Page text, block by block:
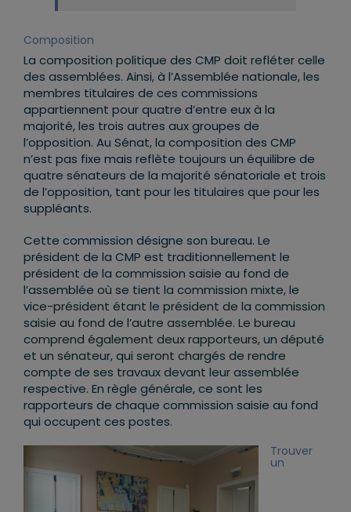
Composition
La composition politique des CMP doit refléter celle
des assemblées. Ainsi, à l’Assemblée nationale, les
membres titulaires de ces commissions
appartiennent pour quatre d’entre eux à la
majorité, les trois autres aux groupes de
l’opposition. Au Sénat, la composition des CMP
n’est pas fixe mais reflète toujours un équilibre de
quatre sénateurs de la majorité sénatoriale et trois
de l’opposition, tant pour les titulaires que pour les
suppléants.
Cette commission désigne son bureau. Le
président de la CMP est traditionnellement le
président de la commission saisie au fond de
l’assemblée où se tient la commission mixte, le
vice-président étant le président de la commission
saisie au fond de l’autre assemblée. Le bureau
comprend également deux rapporteurs, un député
et un sénateur, qui seront chargés de rendre
compte de ses travaux devant leur assemblée
respective. En règle générale, ce sont les
rapporteurs de chaque commission saisie au fond
qui occupent ces postes.
Trouver
un